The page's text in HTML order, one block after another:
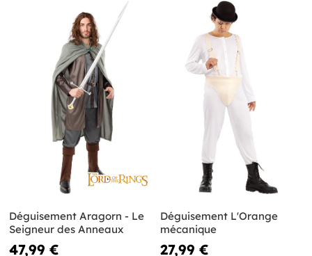
Déguisement Aragorn - Le
Seigneur des Anneaux
47,99 €
Déguisement L'Orange
mécanique
27,99 €